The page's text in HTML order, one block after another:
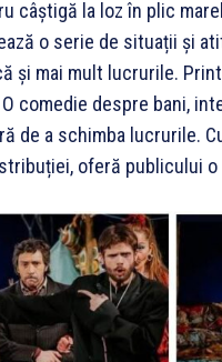
câștigă la loz în plic
o serie de situații și
și mai mult lucrurile.
comedie despre bani,
de a schimba lucrurile.
oferă publicului